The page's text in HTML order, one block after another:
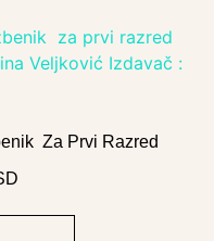
Za Prvi Razred